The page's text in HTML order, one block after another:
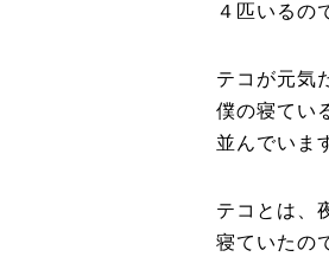
４匹いるの
テコが元気
僕の寝てい
並んでいま
テコとは、
寝ていたの